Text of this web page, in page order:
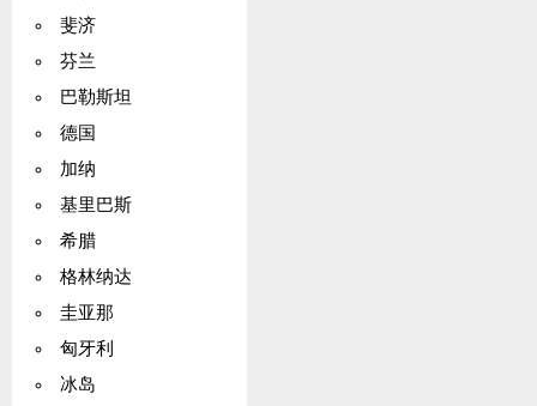
斐济
芬兰
巴勒斯坦
德国
加纳
基里巴斯
希腊
格林纳达
圭亚那
匈牙利
冰岛